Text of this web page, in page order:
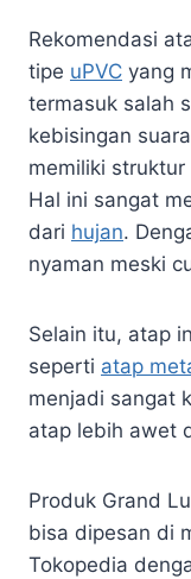
Rekomendasi
tipe uPVC yang
termasuk salah
kebisingan
memiliki
Hal ini sangat
dari hujan.
nyaman meski
Selain itu, atap
seperti atap
menjadi sangat
atap lebih awet
Produk Grand
bisa dipesan di
Tokopedia